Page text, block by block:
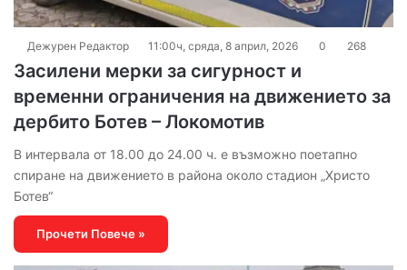
Дежурен Редактор 11:00ч, сряда, 8 април, 2026 0 268
Засилени мерки за сигурност и
временни ограничения на движението за
дербито Ботев – Локомотив
В интервала от 18.00 до 24.00 ч. е възможно поетапно
спиране на движението в района около стадион „Христо
Ботев“
Прочети Повече »